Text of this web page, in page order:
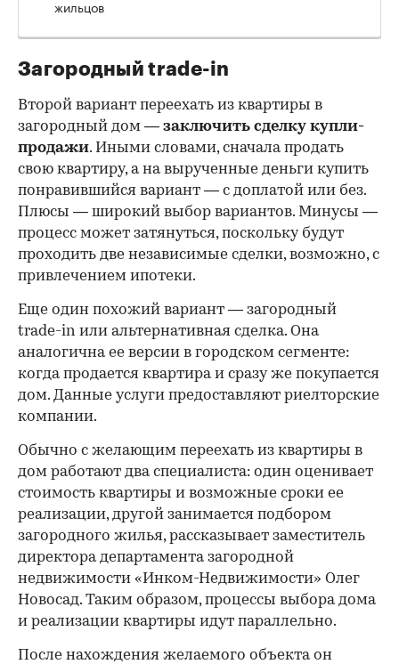
жильцов
Загородный trade-in
Второй вариант переехать из квартиры в
загородный дом — заключить сделку купли-
продажи. Иными словами, сначала продать
свою квартиру, а на вырученные деньги купить
понравившийся вариант — с доплатой или без.
Плюсы — широкий выбор вариантов. Минусы —
процесс может затянуться, поскольку будут
проходить две независимые сделки, возможно, с
привлечением ипотеки.
Еще один похожий вариант — загородный
trade-in или альтернативная сделка. Она
аналогична ее версии в городском сегменте:
когда продается квартира и сразу же покупается
дом. Данные услуги предоставляют риелторские
компании.
Обычно с желающим переехать из квартиры в
дом работают два специалиста: один оценивает
стоимость квартиры и возможные сроки ее
реализации, другой занимается подбором
загородного жилья, рассказывает заместитель
директора департамента загородной
недвижимости «Инком-Недвижимости» Олег
Новосад. Таким образом, процессы выбора дома
и реализации квартиры идут параллельно.
После нахождения желаемого объекта он